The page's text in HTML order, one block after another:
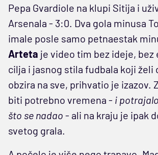
Pepa Gvardiole na klupi Sitija i
Arsenala - 3:0. Dva gola minusa
imale posle samo petnaestak
Arteta je video tim bez ideje, bez
cilja i jasnog stila fudbala koji želi
obzira na sve, prihvatio je izazov.
biti potrebno vremena - i
što se nadao - ali na kraju je ipak
svetog grala.